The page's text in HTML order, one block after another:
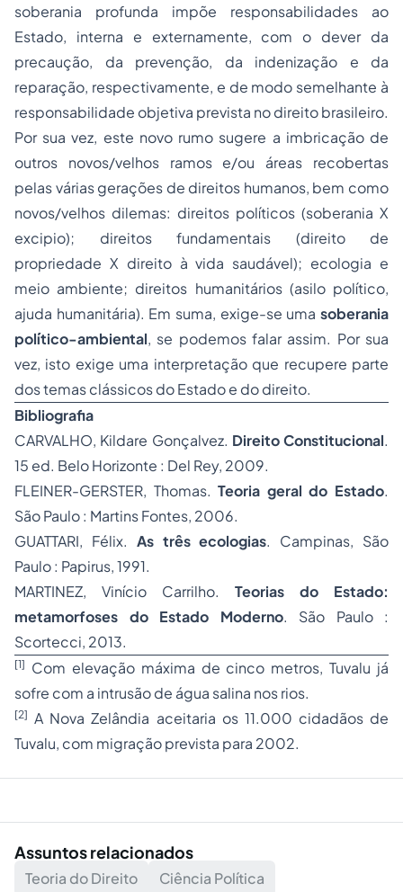
soberania profunda impõe responsabilidades ao
Estado, interna e externamente, com o dever da
precaução, da prevenção, da indenização e da
reparação, respectivamente, e de modo semelhante à
responsabilidade objetiva prevista no direito brasileiro.
Por sua vez, este novo rumo sugere a imbricação de
outros novos/velhos ramos e/ou áreas recobertas
pelas várias gerações de direitos humanos, bem como
novos/velhos dilemas: direitos políticos (soberania X
excipio); direitos fundamentais (direito de
propriedade X direito à vida saudável); ecologia e
meio ambiente; direitos humanitários (asilo político,
ajuda humanitária). Em suma, exige-se uma soberania
político-ambiental, se podemos falar assim. Por sua
vez, isto exige uma interpretação que recupere parte
dos temas clássicos do Estado e do direito.
Bibliografia
CARVALHO, Kildare Gonçalvez. Direito Constitucional.
15 ed. Belo Horizonte : Del Rey, 2009.
FLEINER-GERSTER, Thomas.Teoria geral do Estado.
São Paulo : Martins Fontes, 2006.
GUATTARI, Félix. As três ecologias. Campinas, São
Paulo : Papirus, 1991.
MARTINEZ, Vinício Carrilho. Teorias do Estado:
metamorfoses do Estado Moderno. São Paulo :
Scortecci, 2013.
[1] Com elevação máxima de cinco metros, Tuvalu já
sofre com a intrusão de água salina nos rios.
[2] A Nova Zelândia aceitaria os 11.000 cidadãos de
Tuvalu, com migração prevista para 2002.
Assuntos relacionados
Teoria do Direito
Ciência Política